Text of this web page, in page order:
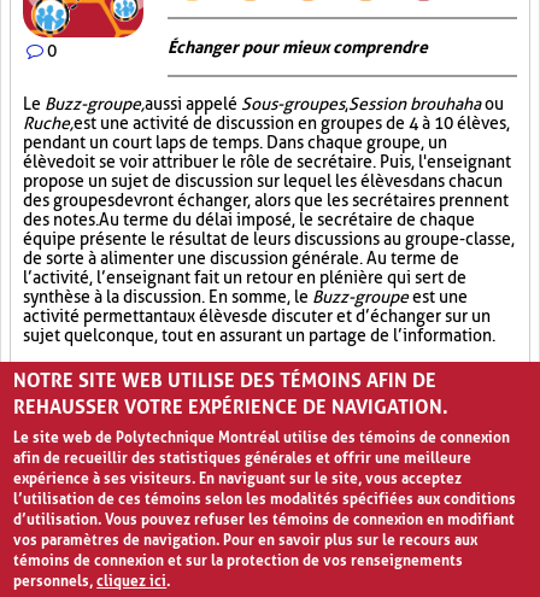
0 Échanger pour mieux comprendre
Le Buzz-groupe,aussi appelé Sous-groupes,Session brouhahaou
Ruche,est une activité de discussion en groupes de 4 à 10 élèves,
pendant un court laps de temps. Dans chaque groupe, un
élève doit se voir attribuer le rôle de secrétaire. Puis, l'enseignant
propose un sujet de discussion sur lequel les élèves dans chacun
des groupes devront échanger, alors que les secrétaires prennent
des notes. Au terme du délai imposé, le secrétaire de chaque
équipe présente le résultat de leurs discussions au groupe-classe,
de sorte à alimenter une discussion générale. Au terme de
l’activité, l’enseignant fait un retour en plénière qui sert de
synthèse à la discussion. En somme, le Buzz-groupeest une
activité permettant aux élèves de discuter et d’échanger sur un
sujet quelconque, tout en assurant un partage de l’information.
Groupe de discussion (5) Socialisation (8) Opinion (8)
NOTRE SITE WEB UTILISE DES TÉMOINS AFIN DE
REHAUSSER VOTRE EXPÉRIENCE DE NAVIGATION.
Le site web de Polytechnique Montréal utilise des témoins de connexion
afin de recueillir des statistiques générales et offrir une meilleure
expérience à ses visiteurs. En naviguant sur le site, vous acceptez
l’utilisation de ces témoins selon les modalités spécifiées aux conditions
d’utilisation. Vous pouvez refuser les témoins de connexion en modifiant
vos paramètres de navigation. Pour en savoir plus sur le recours aux
témoins de connexion et sur la protection de vos renseignements
personnels,cliquez ici.